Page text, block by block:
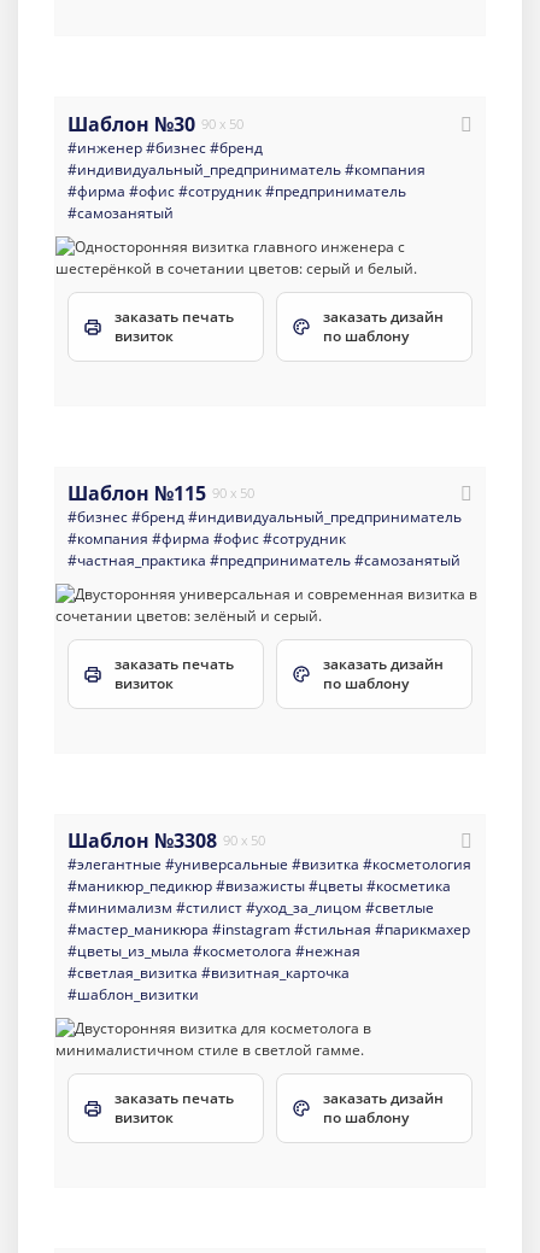
Шаблон №30 90 x 50
#инженер#бизнес#бренд
#индивидуальный_предприниматель#компания
#фирма #офис#сотрудник#предприниматель
#самозанятый
заказать печать
визиток
заказать дизайн
по шаблону
Шаблон №115 90 x 50
#бизнес#бренд#индивидуальный_предприниматель
#компания #фирма #офис#сотрудник
#частная_практика #предприниматель#самозанятый
заказать печать
визиток
заказать дизайн
по шаблону
Шаблон №3308 90 x 50
#элегантные #универсальные #визитка #косметология
#маникюр_педикюр#визажисты#цветы#косметика
#минимализм #стилист#уход_за_лицом #светлые
#мастер_маникюра #instagram#стильная #парикмахер
#цветы_из_мыла #косметолога #нежная
#светлая_визитка #визитная_карточка
#шаблон_визитки
заказать печать
визиток
заказать дизайн
по шаблону